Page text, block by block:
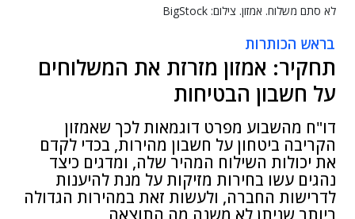
לא סתם משלוח. אמזון. צילום: BigStock
בראש הכותרות
תחקיר: אמזון מזרזת את המשלוחים
על חשבון הבטיחות
דו"ח מהשבוע מפרט דוגמאות לכך שאמזון
הקריבה ביטחון על חשבון מהירות, בכדי לקדם
את יכולות השילוח המהיר שלה, ומדגים כיצד
נהגים עשו בחירות מזיקות על מנת להיענות
לדרישות החברה, ולעשות זאת במהירות הגדולה